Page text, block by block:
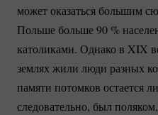
может оказаться большим
Польше больше90 %
католиками. Однако в XIX
землях жили люди разных
памяти потомков остается
следовательно, был